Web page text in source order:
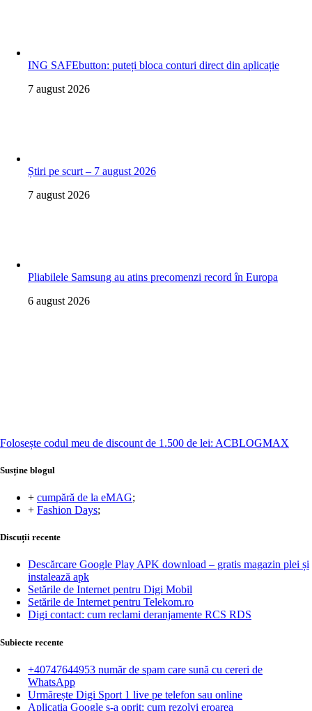
ING SAFEbutton: puteți bloca conturi direct din aplicație
7 august 2026
Știri pe scurt – 7 august 2026
7 august 2026
Pliabilele Samsung au atins precomenzi record în Europa
6 august 2026
Folosește codul meu de discount de 1.500 de lei: ACBLOGMAX
Susține blogul
+ cumpără de la eMAG;
+ Fashion Days;
Discuții recente
Descărcare Google Play APK download – gratis magazin plei și
instalează apk
Setările de Internet pentru Digi Mobil
Setările de Internet pentru Telekom.ro
Digi contact: cum reclami deranjamente RCS RDS
Subiecte recente
+40747644953 număr de spam care sună cu cereri de
WhatsApp
Urmărește Digi Sport 1 live pe telefon sau online
Aplicația Google s-a oprit: cum rezolvi eroarea